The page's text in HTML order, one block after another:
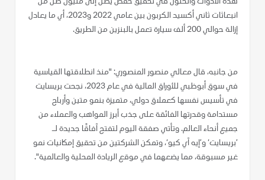
انبعاثات ثاني أكسيد الكربون بين عامي 2022 و2023، أي ما يعادل
إزالة حوالي 200 ألف سيارة تعمل بالبنزين من الطريق.
من جانبه، قال معالي منصور المنصوري: "منذ انطلاقتها القياسية
في سوق أبوظبي للأوراق المالية في عام 2023، نجحت بريسايت
في تأسيس نفسها كعملاق دولي، متميزة بنمو متين وأرباح
مستدامة وقدرتها الفائقة على جذب أبرز المواهب والعملاء من
جميع أنحاء العالم. وتأتي صفقة اليوم لتفتح آفاقًا جديدة لـ
’بريسايت‘ و’إيه آي كيو‘، وتمكن الشركتين من تحقيق إمكانيات نمو
غير مسبوقة، مما يضعهما في موقع الريادة المحلية والعالمية".